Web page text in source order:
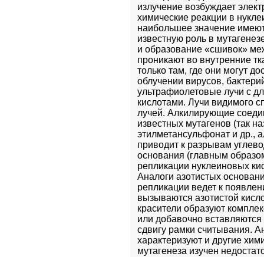
излучение возбуждает
химические реакции в
наибольшее значение
известную роль в
и образование «сшивок»
проникают во внутренние
только там, где они могут
облучении вирусов,
ультрафиолетовые лучи с
кислотами. Лучи видимого
лучей. Алкилирующие
известных мутагенов (так
этилметансульфонат и др.,
приводит к разрывам
основания (главным
репликации нуклеиновых
Аналоги азотистых
репликации ведет к
вызываются азотистой
красители образуют
или добавочно вставляются
сдвигу рамки считывания.
характеризуют и другие
мутагенеза изучен